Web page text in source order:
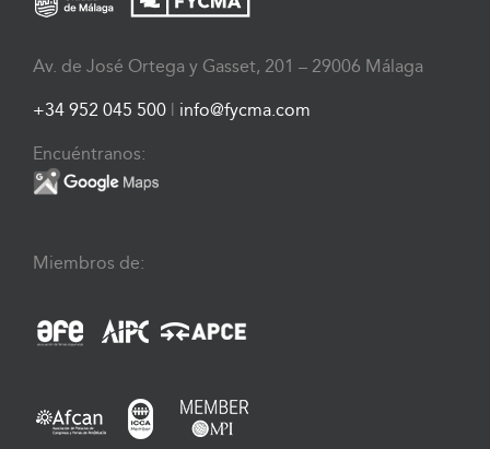
Av. de José Ortega y Gasset, 201 – 29006 Málaga
+34 952 045 500 | info@fycma.com
Encuéntranos:
Miembros de: